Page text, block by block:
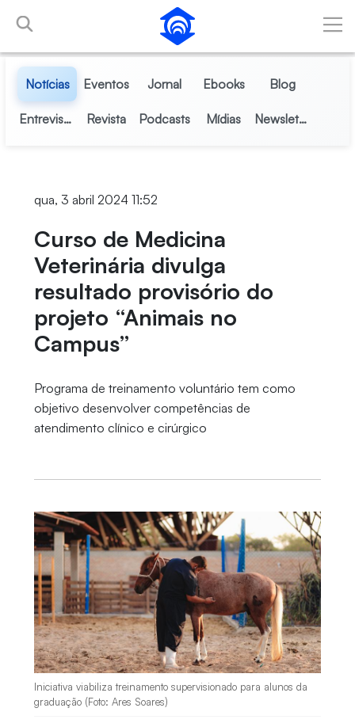
Pular para o Conteúdo principal
Notícias Eventos Jornal Ebooks Blog
Entrevistas Revista Podcasts Mídias Newsletter
qua, 3 abril 2024 11:52
Curso de Medicina
Veterinária divulga
resultado provisório do
projeto “Animais no
Campus”
Programa de treinamento voluntário tem como
objetivo desenvolver competências de
atendimento clínico e cirúrgico
Iniciativa viabiliza treinamento supervisionado para alunos da
graduação (Foto: Ares Soares)